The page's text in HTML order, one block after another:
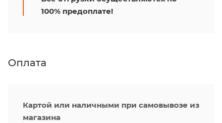
100% предоплате!
Оплата
Картой или наличными при самовывозе из
магазина